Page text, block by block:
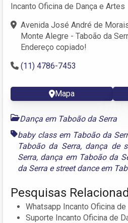
Incanto Oficina de Dança e Artes
Avenida José André de
Monte Alegre - Taboão da
Endereço copiado!
(11) 4786-7453
Mapa
Dança em Taboão da Serra
baby class em Taboão da
Taboão da Serra, dança de
Serra, dança em Taboão da
da Serra estreet dance em
Pesquisas
Whatsapp Incanto Oficina
Suporte Incanto Oficina de